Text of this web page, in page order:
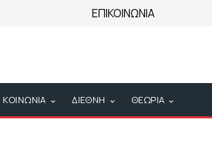
ΕΠΙΚΟΙΝΩΝΙΑ
ΚΟΙΝΩΝΙΑ ΔΙΕΘΝΗ ΘΕΩΡΙΑ